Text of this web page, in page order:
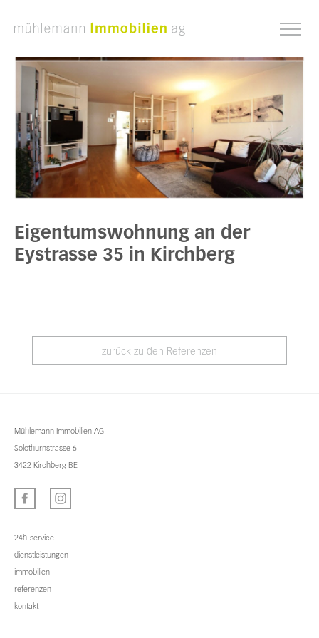
Eigentumswohnung an der
Eystrasse 35 in Kirchberg
zurück zu den Referenzen
Mühlemann Immobilien AG
Solothurnstrasse 6
3422 Kirchberg BE
24h-service
dienstleistungen
immobilien
referenzen
kontakt